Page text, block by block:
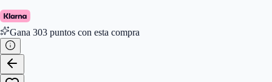
Gana 303 puntos con esta compra